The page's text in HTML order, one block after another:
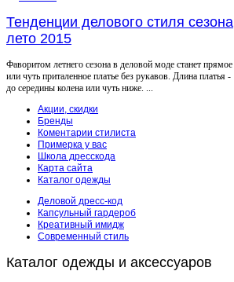
Тенденции делового стиля сезона
лето 2015
Фаворитом летнего сезона в деловой моде станет прямое
или чуть приталенное платье без рукавов. Длина платья -
до середины колена или чуть ниже. ...
Акции, скидки
Бренды
Коментарии стилиста
Примерка у вас
Школа дресскода
Карта сайта
Каталог одежды
Деловой дресс-код
Капсульный гардероб
Креативный имидж
Современный стиль
Каталог одежды и аксессуаров